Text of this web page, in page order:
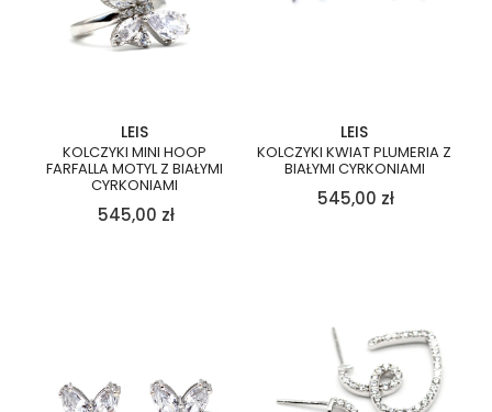
LEIS
KOLCZYKI MINI HOOP
FARFALLA MOTYL Z BIAŁYMI
CYRKONIAMI
545,00 zł
LEIS
KOLCZYKI KWIAT PLUMERIA Z
BIAŁYMI CYRKONIAMI
545,00 zł